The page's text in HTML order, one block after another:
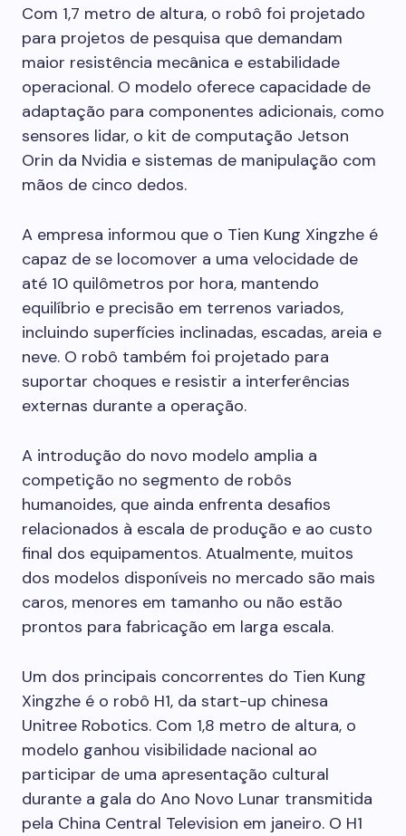
Com 1,7 metro de altura, o robô foi projetado
para projetos de pesquisa que demandam
maior resistência mecânica e estabilidade
operacional. O modelo oferece capacidade de
adaptação para componentes adicionais, como
sensores lidar, o kit de computação Jetson
Orin da Nvidia e sistemas de manipulação com
mãos de cinco dedos.
A empresa informou que o Tien Kung Xingzhe é
capaz de se locomover a uma velocidade de
até 10 quilômetros por hora, mantendo
equilíbrio e precisão em terrenos variados,
incluindo superfícies inclinadas, escadas, areia e
neve. O robô também foi projetado para
suportar choques e resistir a interferências
externas durante a operação.
A introdução do novo modelo amplia a
competição no segmento de robôs
humanoides, que ainda enfrenta desafios
relacionados à escala de produção e ao custo
final dos equipamentos. Atualmente, muitos
dos modelos disponíveis no mercado são mais
caros, menores em tamanho ou não estão
prontos para fabricação em larga escala.
Um dos principais concorrentes do Tien Kung
Xingzhe é o robô H1, da start-up chinesa
Unitree Robotics. Com 1,8 metro de altura, o
modelo ganhou visibilidade nacional ao
participar de uma apresentação cultural
durante a gala do Ano Novo Lunar transmitida
pela China Central Television em janeiro. O H1